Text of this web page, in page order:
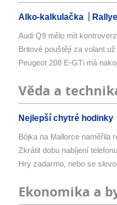
Alko-kalkulačka
Audi Q9 mělo mít
Britové pouštějí za volant
Peugeot 208 E-GTi má
Věda a
Nejlepší chytré hodinky
Bójka na Mallorce naměřila
Zkrátit dobu nabíjení
Hry zadarmo, nebo se
Ekonomika a